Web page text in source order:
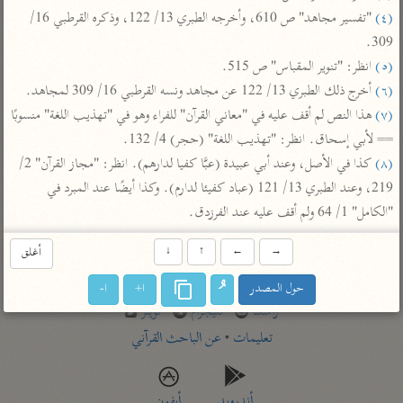
تفسير السمرقندي
تفسير الثعلبي
تفسير أبي السعود
الدر المنثور
تفسير مقاتل
تفسير قتادة
اشترك لتصلك أخبار مشاريعنا
اشترك
راسلنا •تليجرام •تويتر
تعليمات •عن الباحث القرآني
(٤)
309.
(٥)
انظر: "تنوير المقباس" ص 515.
(٦)
أخرج ذلك الطبري 13/ 122 عن مجاهد ونسه القرطبي 16/ 309 لمجاهد.
(٧)
== لأبي إسحاق. انظر: "تهذيب اللغة" (حجر) 4/ 132.
(٨)
"الكامل" 1/ 64 ولم أقف عليه عند الفرزدق.
أغلق →
←
↑
↓
حول المصدر ا+ ا-